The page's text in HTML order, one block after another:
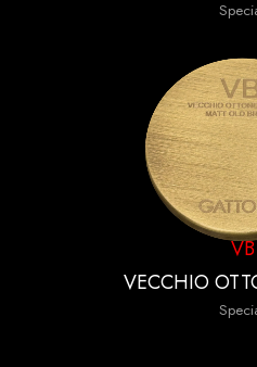
VB
VECCHIO